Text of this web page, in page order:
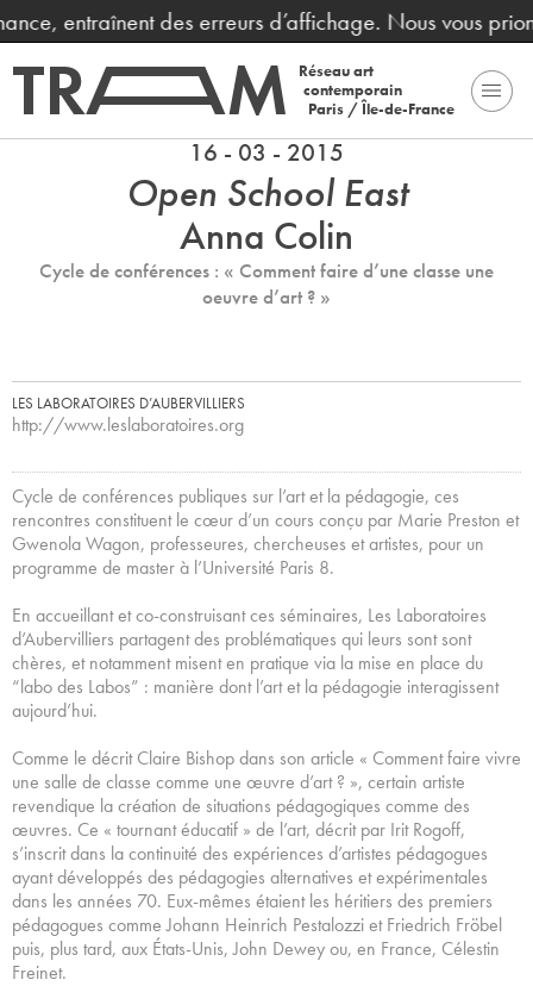
des erreurs d’affichage. Nous vous prions de
Réseau art
contemporain
Paris / Île-de-France
16 - 03 - 2015
Open School East
Anna Colin
Cycle de conférences : « Comment faire d’une classe une
oeuvre d’art ? »
LES LABORATOIRES D’AUBERVILLIERS
http://www.leslaboratoires.org
Cycle de conférences publiques sur l’art et la pédagogie, ces
rencontres constituent le cœur d’un cours conçu par Marie Preston et
Gwenola Wagon, professeures, chercheuses et artistes, pour un
programme de master à l’Université Paris 8.
En accueillant et co-construisant ces séminaires, Les Laboratoires
d’Aubervilliers partagent des problématiques qui leurs sont sont
chères, et notamment misent en pratique via la mise en place du
“labo des Labos” : manière dont l’art et la pédagogie interagissent
aujourd’hui.
Comme le décrit Claire Bishop dans son article « Comment faire vivre
une salle de classe comme une œuvre d’art ? », certain artiste
revendique la création de situations pédagogiques comme des
œuvres. Ce « tournant éducatif » de l’art, décrit par Irit Rogoff,
s’inscrit dans la continuité des expériences d’artistes pédagogues
ayant développés des pédagogies alternatives et expérimentales
dans les années 70. Eux-mêmes étaient les héritiers des premiers
pédagogues comme Johann Heinrich Pestalozzi et Friedrich Fröbel
puis, plus tard, aux États-Unis, John Dewey ou, en France, Célestin
Freinet.